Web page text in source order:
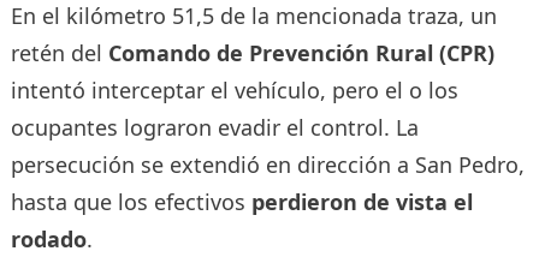
En el kilómetro 51,5 de la mencionada traza, un
retén del Comando de Prevención Rural (CPR)
intentó interceptar el vehículo, pero el o los
ocupantes lograron evadir el control. La
persecución se extendió en dirección a San Pedro,
hasta que los efectivos perdieron de vista el
rodado.